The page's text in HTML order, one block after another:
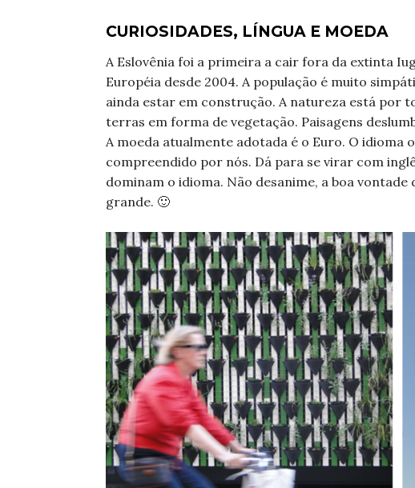
CURIOSIDADES, LÍNGUA E MOEDA
A Eslovênia foi a primeira a cair fora da extinta
Européia desde 2004. A população é muito
ainda estar em construção. A natureza está por
terras em forma de vegetação. Paisagens
A moeda atualmente adotada é o Euro. O idioma
compreendido por nós. Dá para se virar com
dominam o idioma. Não desanime, a boa
grande. 🙂